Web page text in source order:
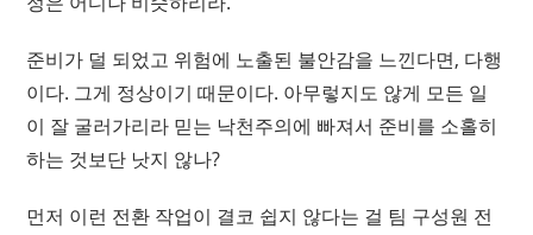
준비가 덜 되었고 위험에 노출된 불안감을 느낀다면, 다행
이다. 그게 정상이기 때문이다. 아무렇지도 않게 모든 일
이 잘 굴러가리라 믿는 낙천주의에 빠져서 준비를 소홀히
하는 것보단 낫지 않나?
먼저 이런 전환 작업이 결코 쉽지 않다는 걸 팀 구성원 전